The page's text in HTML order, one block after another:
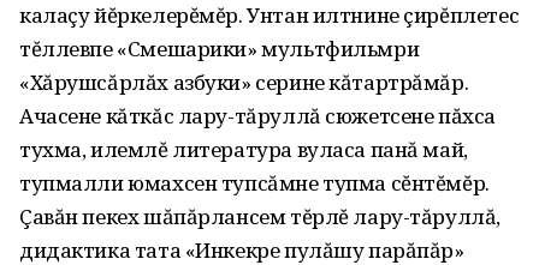
калаçу йĕркелерĕмĕр. Унтан илтнине çирĕплетес
тĕллевпе «Смешарики» мультфильмри
«Хăрушсăрлăх азбуки» серине кăтартрăмăр.
Ачасене кăткăс лару-тăруллă сюжетсене пăхса
тухма, илемлĕ литература вуласа панă май,
тупмалли юмахсен тупсăмне тупма сĕнтĕмĕр.
Çавăн пекех шăпăрлансем тĕрлĕ лару-тăруллă,
дидактика тата «Инкекре пулăшу парăпăр»